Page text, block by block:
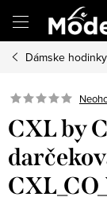
obsah
Dámske hodinky
CXL by